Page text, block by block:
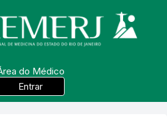
do Médico
Entrar